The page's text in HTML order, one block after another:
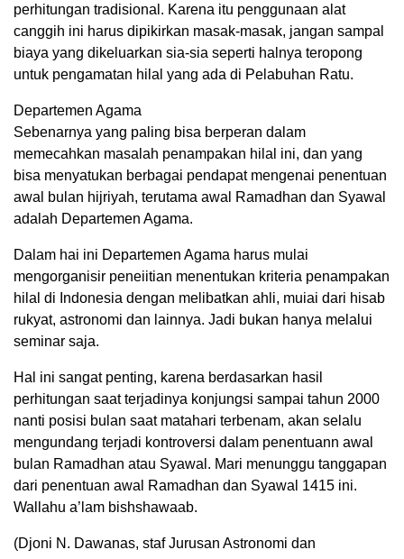
perhitungan tradisional. Karena itu penggunaan alat
canggih ini harus dipikirkan masak-masak, jangan sampal
biaya yang dikeluarkan sia-sia seperti halnya teropong
untuk pengamatan hilal yang ada di Pelabuhan Ratu.
Departemen Agama
Sebenarnya yang paling bisa berperan dalam
memecahkan masalah penampakan hilal ini, dan yang
bisa menyatukan berbagai pendapat mengenai penentuan
awal bulan hijriyah, terutama awal Ramadhan dan Syawal
adalah Departemen Agama.
Dalam hai ini Departemen Agama harus mulai
mengorganisir peneiitian menentukan kriteria penampakan
hilal di Indonesia dengan melibatkan ahli, muiai dari hisab
rukyat, astronomi dan lainnya. Jadi bukan hanya melalui
seminar saja.
Hal ini sangat penting, karena berdasarkan hasil
perhitungan saat terjadinya konjungsi sampai tahun 2000
nanti posisi bulan saat matahari terbenam, akan selalu
mengundang terjadi kontroversi dalam penentuann awal
bulan Ramadhan atau Syawal. Mari menunggu tanggapan
dari penentuan awal Ramadhan dan Syawal 1415 ini.
Wallahu a’lam bishshawaab.
(Djoni N. Dawanas, staf Jurusan Astronomi dan